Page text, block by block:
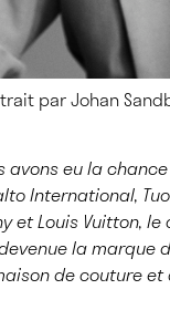
par Johan
avons eu la
International,
et Louis Vuitton,
devenue la
de couture et